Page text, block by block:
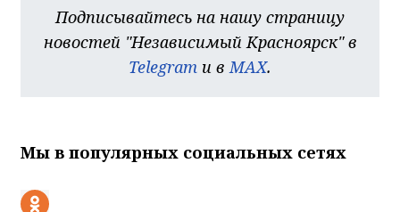
Подписывайтесь на нашу страницу
новостей "Независимый Красноярск" в
Telegram и в MAX.
Мы в популярных социальных сетях